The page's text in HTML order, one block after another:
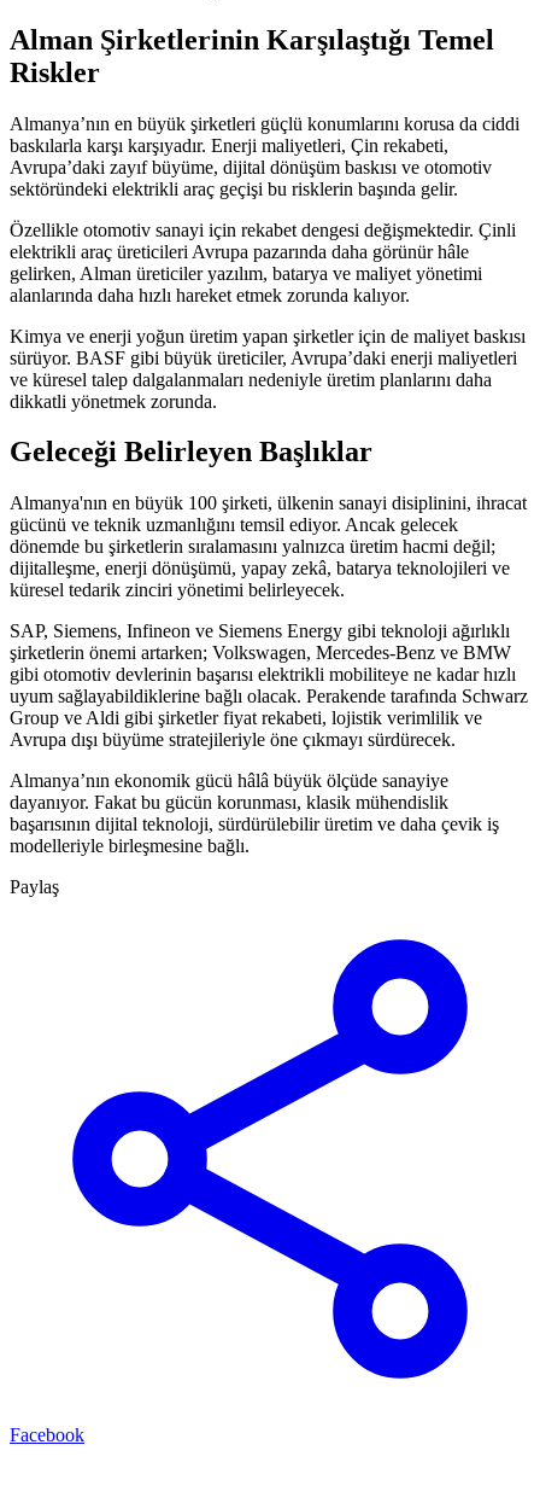
Alman Şirketlerinin Karşılaştığı Temel
Riskler
Almanya’nın en büyük şirketleri güçlü konumlarını korusa da ciddi
baskılarla karşı karşıyadır. Enerji maliyetleri, Çin rekabeti,
Avrupa’daki zayıf büyüme, dijital dönüşüm baskısı ve otomotiv
sektöründeki elektrikli araç geçişi bu risklerin başında gelir.
Özellikle otomotiv sanayi için rekabet dengesi değişmektedir. Çinli
elektrikli araç üreticileri Avrupa pazarında daha görünür hâle
gelirken, Alman üreticiler yazılım, batarya ve maliyet yönetimi
alanlarında daha hızlı hareket etmek zorunda kalıyor.
Kimya ve enerji yoğun üretim yapan şirketler için de maliyet baskısı
sürüyor. BASF gibi büyük üreticiler, Avrupa’daki enerji maliyetleri
ve küresel talep dalgalanmaları nedeniyle üretim planlarını daha
dikkatli yönetmek zorunda.
Geleceği Belirleyen Başlıklar
Almanya'nın en büyük 100 şirketi, ülkenin sanayi disiplinini, ihracat
gücünü ve teknik uzmanlığını temsil ediyor. Ancak gelecek
dönemde bu şirketlerin sıralamasını yalnızca üretim hacmi değil;
dijitalleşme, enerji dönüşümü, yapay zekâ, batarya teknolojileri ve
küresel tedarik zinciri yönetimi belirleyecek.
SAP, Siemens, Infineon ve Siemens Energy gibi teknoloji ağırlıklı
şirketlerin önemi artarken; Volkswagen, Mercedes-Benz ve BMW
gibi otomotiv devlerinin başarısı elektrikli mobiliteye ne kadar hızlı
uyum sağlayabildiklerine bağlı olacak. Perakende tarafında Schwarz
Group ve Aldi gibi şirketler fiyat rekabeti, lojistik verimlilik ve
Avrupa dışı büyüme stratejileriyle öne çıkmayı sürdürecek.
Almanya’nın ekonomik gücü hâlâ büyük ölçüde sanayiye
dayanıyor. Fakat bu gücün korunması, klasik mühendislik
başarısının dijital teknoloji, sürdürülebilir üretim ve daha çevik iş
modelleriyle birleşmesine bağlı.
Paylaş
Facebook